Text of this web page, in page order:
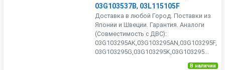
03G103537B, 03L115105F
Доставка в любой Город. Поставки из
Японии и Швеции. Гарантия. Аналоги
(Совместимость с ДВС):
03G103295AK,03G103295AN,03G103295F,
03G103295G,03G103295K,03G103295...
В наличии